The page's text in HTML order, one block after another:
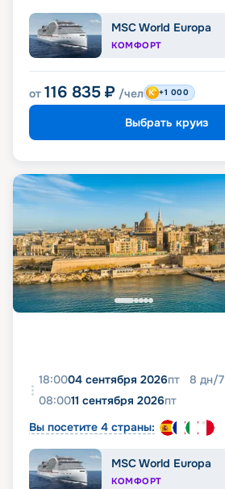
MSC World Europa
КОМФОРТ
от 116 835 ₽ /чел +1 000
Выбрать круиз
18:0004 сентября 2026пт 8 дн/7
08:0011 сентября 2026пт
Вы посетите 4 страны:
MSC World Europa
КОМФОРТ